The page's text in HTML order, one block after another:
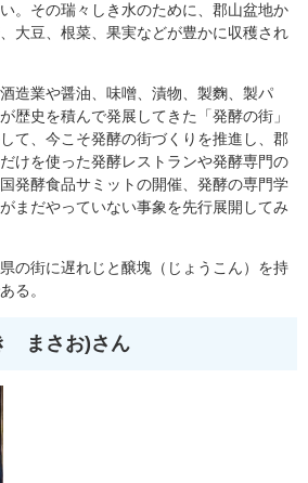
。その瑞々しき水のために、郡山盆地か
大豆、根菜、果実などが豊かに収穫され
造業や醤油、味噌、漬物、製麴、製パ
歴史を積んで発展してきた「発酵の街」
て、今こそ発酵の街づくりを推進し、郡
けを使った発酵レストランや発酵専門の
発酵食品サミットの開催、発酵の専門学
まだやっていない事象を先行展開してみ
の街に遅れじと醸塊（じょうこん）を持
る。
まさお)さん